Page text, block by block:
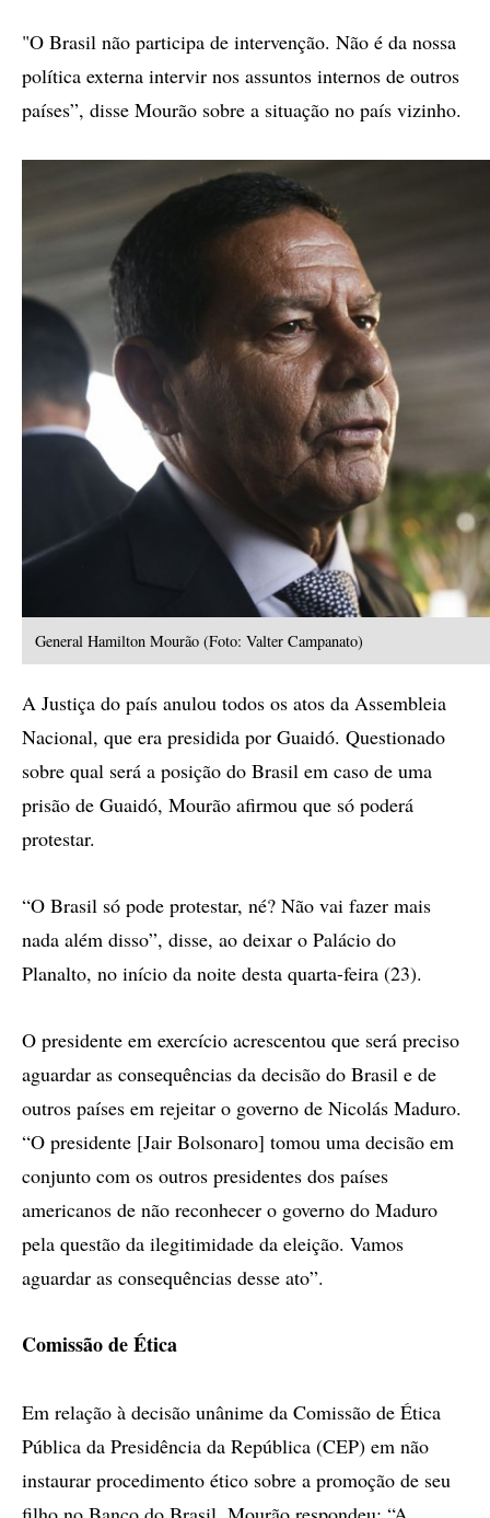
"O Brasil não participa de intervenção. Não é da nossa
política externa intervir nos assuntos internos de outros
países”, disse Mourão sobre a situação no país vizinho.
General Hamilton Mourão (Foto: Valter Campanato)
A Justiça do país anulou todos os atos da Assembleia
Nacional, que era presidida por Guaidó. Questionado
sobre qual será a posição do Brasil em caso de uma
prisão de Guaidó, Mourão afirmou que só poderá
protestar.
“O Brasil só pode protestar, né? Não vai fazer mais
nada além disso”, disse, ao deixar o Palácio do
Planalto, no início da noite desta quarta-feira (23).
O presidente em exercício acrescentou que será preciso
aguardar as consequências da decisão do Brasil e de
outros países em rejeitar o governo de Nicolás Maduro.
“O presidente [Jair Bolsonaro] tomou uma decisão em
conjunto com os outros presidentes dos países
americanos de não reconhecer o governo do Maduro
pela questão da ilegitimidade da eleição. Vamos
aguardar as consequências desse ato”.
Comissão de Ética
Em relação à decisão unânime da Comissão de Ética
Pública da Presidência da República (CEP) em não
instaurar procedimento ético sobre a promoção de seu